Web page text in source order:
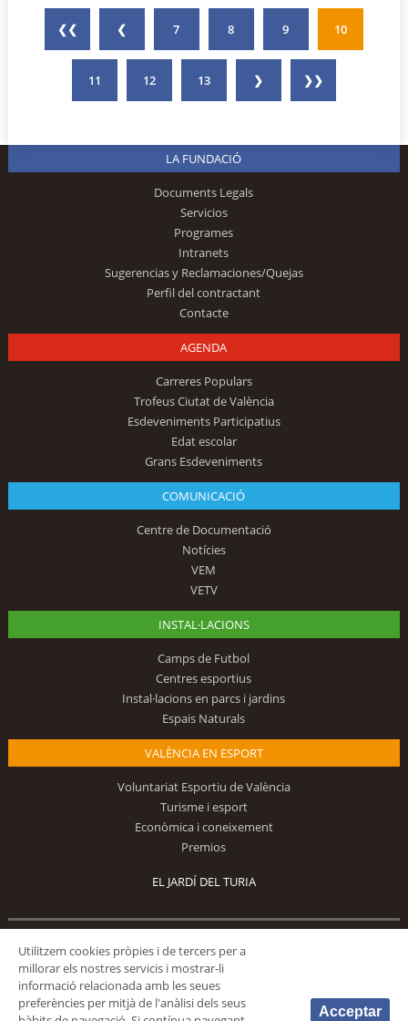
❮❮ ❮ 7 8 9 10
11 12 13 ❯ ❯❯
LA FUNDACIÓ
Documents Legals
Servicios
Programes
Intranets
Sugerencias y Reclamaciones/Quejas
Perfil del contractant
Contacte
AGENDA
Carreres Populars
Trofeus Ciutat de València
Esdeveniments Participatius
Edat escolar
Grans Esdeveniments
COMUNICACIÓ
Centre de Documentació
Notícies
VEM
VETV
INSTAL·LACIONS
Camps de Futbol
Centres esportius
Instal·lacions en parcs i jardins
Espais Naturals
VALÈNCIA EN ESPORT
Voluntariat Esportiu de València
Turisme i esport
Econòmica i coneixement
Premios
EL JARDÍ DEL TURIA
Utilitzem cookies pròpies i de tercers per a
millorar els nostres servicis i mostrar-li
informació relacionada amb les seues
preferències per mitjà de l'anàlisi dels seus
Acceptar